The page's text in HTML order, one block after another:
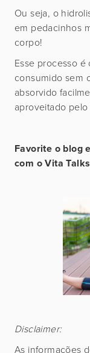
Ou seja, o
em pedacinhos
corpo!
Esse processo
consumido sem
absorvido
aproveitado
Favorite o blog
com o Vita
Disclaimer:
As informações